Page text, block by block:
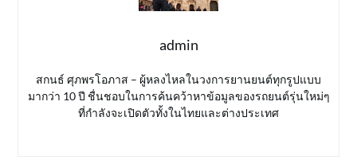
admin
สกนธ์ ศุภพรโอภาส – ผู้หลงไหลในวงการยานยนต์ทุกรูปแบบ
มากว่า 10 ปี ชื่นชอบในการค้นคว้าหาข้อมูลของรถยนต์รุ่นใหม่ๆ
ที่กำลังจะเปิดตัวทั้งในไทยและต่างประเทศ